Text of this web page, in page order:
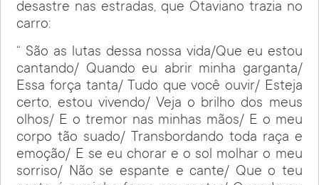
desastre nas estradas, que Otaviano trazia no
carro:
“ São as lutas dessa nossa vida/Que eu estou
cantando/ Quando eu abrir minha garganta/
Essa força tanta/ Tudo que você ouvir/ Esteja
certo, estou vivendo/ Veja o brilho dos meus
olhos/ E o tremor nas minhas mãos/ E o meu
corpo tão suado/ Transbordando toda raça e
emoção/ E se eu chorar e o sol molhar o meu
sorriso/ Não se espante e cante/ Que o teu